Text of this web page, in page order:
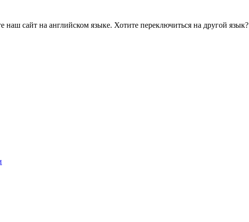
наш сайт на английском языке. Хотите переключиться на другой язык?